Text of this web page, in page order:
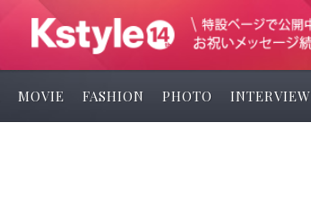
MOVIE FASHION PHOTO INTERVIEW